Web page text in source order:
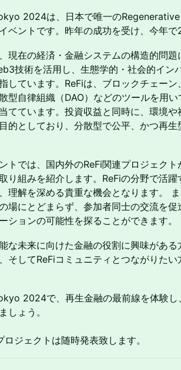
2024は、日本で唯一の
ベントです。昨年の成功を受け、今年で
現在の経済・金融システムの構造的問
技術を活用し、生態学的・社会的イン
しています。ReFiは、ブロックチェー
型自律組織（DAO）などのツールを用
てています。投資収益と同時に、環境
的としており、分散型で公平、かつ再
トでは、国内外のReFi関連プロジェク
り組みを紹介します。ReFiの分野で活
理解を深める貴重な機会となります。
場にとどまらず、参加者同士の交流を
ションの可能性を探ることができます。
な未来に向けた金融の役割に興味があ
そしてReFiコミュニティとつながりた
2024で、再生金融の最前線を体験
しょう。
ロジェクトは随時発表致します。